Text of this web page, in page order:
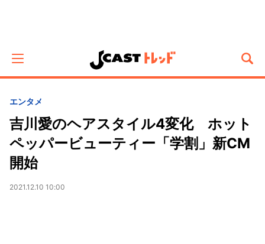
エンタメ
吉川愛のヘアスタイル4変化 ホット
ペッパービューティー「学割」新CM
開始
2021.12.10 10:00